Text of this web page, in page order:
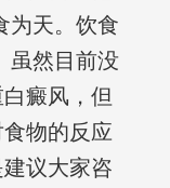
为天。饮食
虽然目前没
癜风，但
物的反应
议大家咨